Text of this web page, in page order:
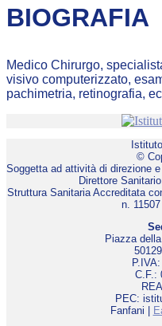
BIOGRAFIA
Medico Chirurgo,
visivo computerizzato,
pachimetria, retinografia,
©
Soggetta ad attività di direzione
Direttore
Struttura Sanitaria Accreditata
n.
Piazza
C.F.:
PEC:
Fanfani |